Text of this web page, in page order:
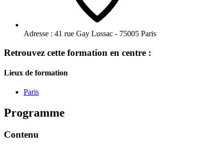
Adresse : 41 rue Gay Lussac - 75005 Paris
Retrouvez cette formation en centre :
Lieux de formation
Paris
Programme
Contenu